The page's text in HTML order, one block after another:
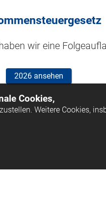
wir eine
2026 ansehen
Cookies,
Weitere Cookies,